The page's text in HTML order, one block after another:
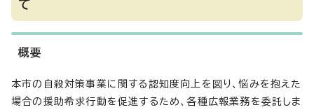
て
概要
本市の自殺対策事業に関する認知度向上を図り、悩みを抱えた
場合の援助希求行動を促進するため、各種広報業務を委託しま